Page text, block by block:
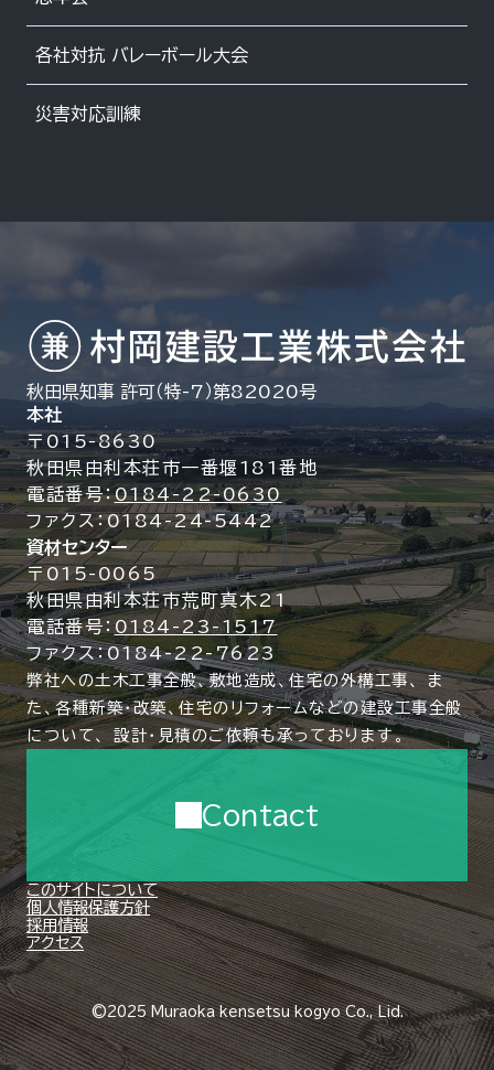
各社対抗 バレーボール大会
災害対応訓練
秋田県知事 許可（特-7）第82020号
本社
〒015-8630
秋田県由利本荘市一番堰181番地
電話番号：0184-22-0630
ファクス：0184-24-5442
資材センター
〒015-0065
秋田県由利本荘市荒町真木21
電話番号：0184-23-1517
ファクス：0184-22-7623
弊社への土木工事全般、敷地造成、住宅の外構工事、
ま
た、各種新築・改築、住宅のリフォームなどの建設工事全般
について、
設計・見積のご依頼も承っております。
Contact
このサイトについて
個人情報保護方針
採用情報
アクセス
©2025 Muraoka kensetsu kogyo Co., Lid.